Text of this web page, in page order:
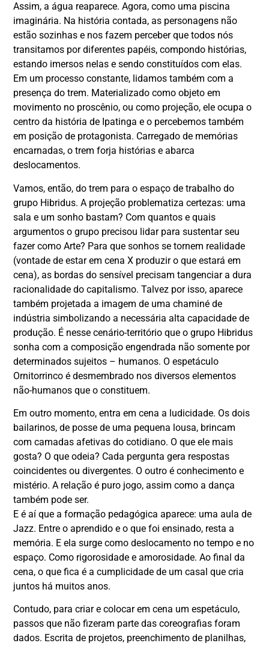
Assim, a água reaparece. Agora, como uma piscina
imaginária. Na história contada, as personagens não
estão sozinhas e nos fazem perceber que todos nós
transitamos por diferentes papéis, compondo histórias,
estando imersos nelas e sendo constituídos com elas.
Em um processo constante, lidamos também com a
presença do trem. Materializado como objeto em
movimento no proscênio, ou como projeção, ele ocupa o
centro da história de Ipatinga e o percebemos também
em posição de protagonista. Carregado de memórias
encarnadas, o trem forja histórias e abarca
deslocamentos.
Vamos, então, do trem para o espaço de trabalho do
grupo Hibridus. A projeção problematiza certezas: uma
sala e um sonho bastam? Com quantos e quais
argumentos o grupo precisou lidar para sustentar seu
fazer como Arte? Para que sonhos se tornem realidade
(vontade de estar em cena X produzir o que estará em
cena), as bordas do sensível precisam tangenciar a dura
racionalidade do capitalismo. Talvez por isso, aparece
também projetada a imagem de uma chaminé de
indústria simbolizando a necessária alta capacidade de
produção. É nesse cenário-território que o grupo Hibridus
sonha com a composição engendrada não somente por
determinados sujeitos – humanos. O espetáculo
Ornitorrinco é desmembrado nos diversos elementos
não-humanos que o constituem.
Em outro momento, entra em cena a ludicidade. Os dois
bailarinos, de posse de uma pequena lousa, brincam
com camadas afetivas do cotidiano. O que ele mais
gosta? O que odeia? Cada pergunta gera respostas
coincidentes ou divergentes. O outro é conhecimento e
mistério. A relação é puro jogo, assim como a dança
também pode ser.
E é aí que a formação pedagógica aparece: uma aula de
Jazz. Entre o aprendido e o que foi ensinado, resta a
memória. E ela surge como deslocamento no tempo e no
espaço. Como rigorosidade e amorosidade. Ao final da
cena, o que fica é a cumplicidade de um casal que cria
juntos há muitos anos.
Contudo, para criar e colocar em cena um espetáculo,
passos que não fizeram parte das coreografias foram
dados. Escrita de projetos, preenchimento de planilhas,